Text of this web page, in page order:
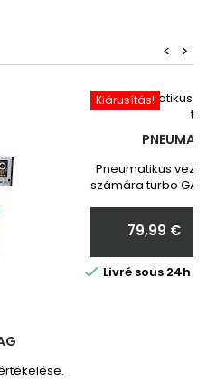
>
<
Kiárusítás!
Pneumatikus
számára turbo
nekünk a
Ár
79,99 €
 Livré sous 24h